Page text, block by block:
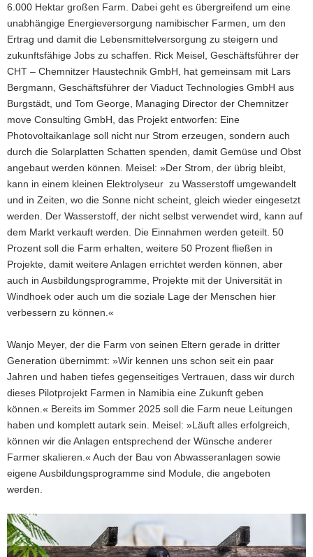
6.000 Hektar großen Farm. Dabei geht es übergreifend um eine
unabhängige Energieversorgung namibischer Farmen, um den
Ertrag und damit die Lebensmittelversorgung zu steigern und
zukunftsfähige Jobs zu schaffen. Rick Meisel, Geschäftsführer der
CHT – Chemnitzer Haustechnik GmbH, hat gemeinsam mit Lars
Bergmann, Geschäftsführer der Viaduct Technologies GmbH aus
Burgstädt, und Tom George, Managing Director der Chemnitzer
move Consulting GmbH, das Projekt entworfen: Eine
Photovoltaikanlage soll nicht nur Strom erzeugen, sondern auch
durch die Solarplatten Schatten spenden, damit Gemüse und Obst
angebaut werden können. Meisel: »Der Strom, der übrig bleibt,
kann in einem kleinen Elektrolyseur zu Wasserstoff umgewandelt
und in Zeiten, wo die Sonne nicht scheint, gleich wieder eingesetzt
werden. Der Wasserstoff, der nicht selbst verwendet wird, kann auf
dem Markt verkauft werden. Die Einnahmen werden geteilt. 50
Prozent soll die Farm erhalten, weitere 50 Prozent fließen in
Projekte, damit weitere Anlagen errichtet werden können, aber
auch in Ausbildungsprogramme, Projekte mit der Universität in
Windhoek oder auch um die soziale Lage der Menschen hier
verbessern zu können.«
Wanjo Meyer, der die Farm von seinen Eltern gerade in dritter
Generation übernimmt: »Wir kennen uns schon seit ein paar
Jahren und haben tiefes gegenseitiges Vertrauen, dass wir durch
dieses Pilotprojekt Farmen in Namibia eine Zukunft geben
können.« Bereits im Sommer 2025 soll die Farm neue Leitungen
haben und komplett autark sein. Meisel: »Läuft alles erfolgreich,
können wir die Anlagen entsprechend der Wünsche anderer
Farmer skalieren.« Auch der Bau von Abwasseranlagen sowie
eigene Ausbildungsprogramme sind Module, die angeboten
werden.